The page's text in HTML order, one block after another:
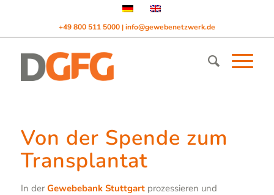
+49 800 511 5000 | info@gewebenetzwerk.de
Von der Spende zum
Transplantat
In der Gewebebank Stuttgartprozessieren und